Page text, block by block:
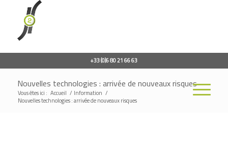
+33 (0)6 80 21 66 63
Nouvelles technologies : arrivée de nouveaux risques
Vous êtes ici : Accueil / Information /
Nouvelles technologies : arrivée de nouveaux risques